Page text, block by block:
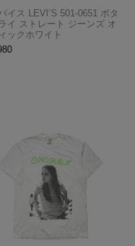
イス LEVI’S 501-0651 ボタ
イ ストレート ジーンズ オ
ックホワイト